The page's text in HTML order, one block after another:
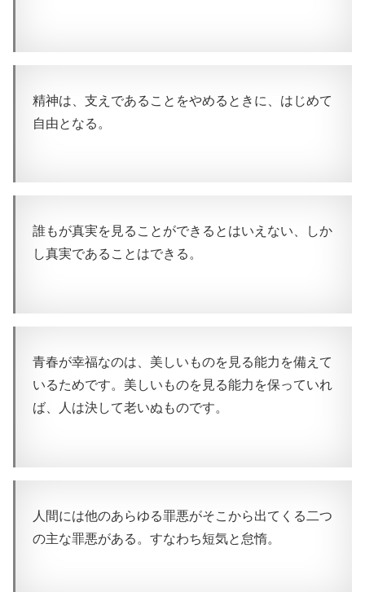
精神は、支えであることをやめるときに、はじめて
自由となる。
誰もが真実を見ることができるとはいえない、しか
し真実であることはできる。
青春が幸福なのは、美しいものを見る能力を備えて
いるためです。美しいものを見る能力を保っていれ
ば、人は決して老いぬものです。
人間には他のあらゆる罪悪がそこから出てくる二つ
の主な罪悪がある。すなわち短気と怠惰。